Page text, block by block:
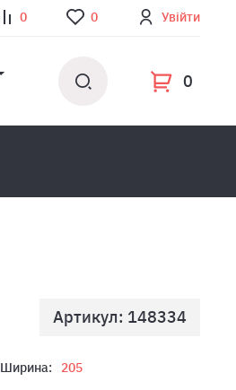
0 0 Увійти
0
Артикул: 148334
Ширина:
205